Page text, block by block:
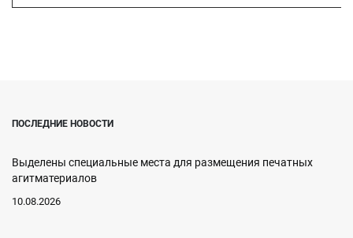
ПОСЛЕДНИЕ НОВОСТИ
Выделены специальные места для размещения печатных
агитматериалов
10.08.2026